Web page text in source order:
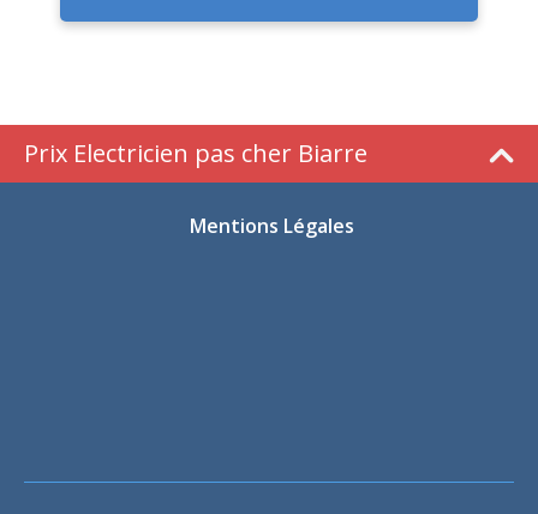
Prix Electricien pas cher Biarre
Mentions Légales